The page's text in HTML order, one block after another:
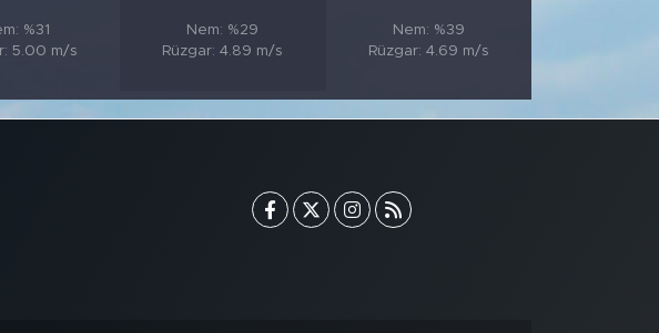
%31
5.00 m/s
Nem: %29
Rüzgar: 4.89 m/s
Nem: %39
Rüzgar: 4.69 m/s